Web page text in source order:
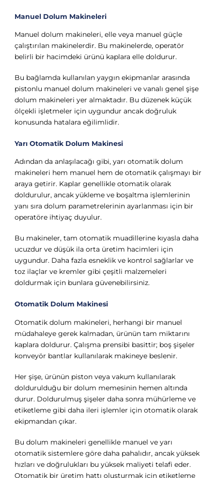
Manuel Dolum Makineleri
Manuel dolum makineleri, elle veya manuel güçle
çalıştırılan makinelerdir. Bu makinelerde, operatör
belirli bir hacimdeki ürünü kaplara elle doldurur.
Bu bağlamda kullanılan yaygın ekipmanlar arasında
pistonlu manuel dolum makineleri ve vanalı genel şişe
dolum makineleri yer almaktadır. Bu düzenek küçük
ölçekli işletmeler için uygundur ancak doğruluk
konusunda hatalara eğilimlidir.
Yarı Otomatik Dolum Makinesi
Adından da anlaşılacağı gibi, yarı otomatik dolum
makineleri hem manuel hem de otomatik çalışmayı bir
araya getirir. Kaplar genellikle otomatik olarak
doldurulur, ancak yükleme ve boşaltma işlemlerinin
yanı sıra dolum parametrelerinin ayarlanması için bir
operatöre ihtiyaç duyulur.
Bu makineler, tam otomatik muadillerine kıyasla daha
ucuzdur ve düşük ila orta üretim hacimleri için
uygundur. Daha fazla esneklik ve kontrol sağlarlar ve
toz ilaçlar ve kremler gibi çeşitli malzemeleri
doldurmak için bunlara güvenebilirsiniz.
Otomatik Dolum Makinesi
Otomatik dolum makineleri, herhangi bir manuel
müdahaleye gerek kalmadan, ürünün tam miktarını
kaplara doldurur. Çalışma prensibi basittir; boş şişeler
konveyör bantlar kullanılarak makineye beslenir.
Her şişe, ürünün piston veya vakum kullanılarak
doldurulduğu bir dolum memesinin hemen altında
durur. Doldurulmuş şişeler daha sonra mühürleme ve
etiketleme gibi daha ileri işlemler için otomatik olarak
ekipmandan çıkar.
Bu dolum makineleri genellikle manuel ve yarı
otomatik sistemlere göre daha pahalıdır, ancak yüksek
hızları ve doğrulukları bu yüksek maliyeti telafi eder.
Otomatik bir üretim hattı oluşturmak için etiketleme